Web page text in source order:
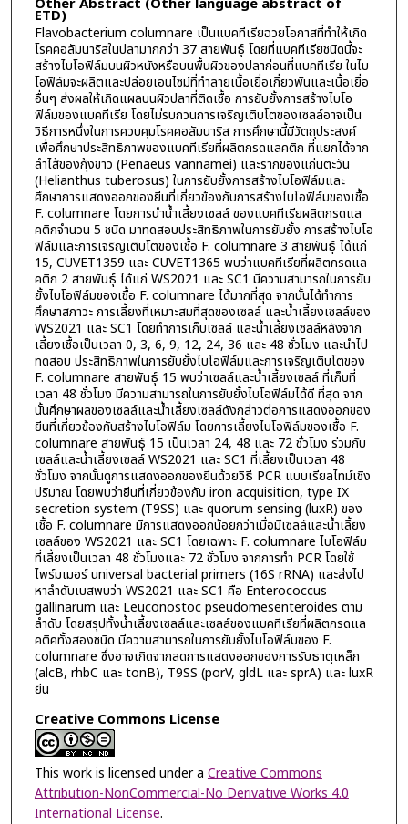
Other Abstract (Other language abstract of
ETD)
Flavobacterium columnare เป็นแบคทีเรียฉวยโอกาสที่ทำให้เกิด
โรคคอลัมนาริสในปลามากกว่า 37 สายพันธุ์ โดยที่แบคทีเรียชนิดนี้จะ
สร้างไบโอฟิล์มบนผิวหนังหรือบนพื้นผิวของปลาก่อนที่แบคทีเรีย ในไบ
โอฟิล์มจะผลิตและปล่อยเอนไซม์ที่ทำลายเนื้อเยื่อเกี่ยวพันและเนื้อเยื่อ
อื่นๆ ส่งผลให้เกิดแผลบนผิวปลาที่ติดเชื้อ การยับยั้งการสร้างไบโอ
ฟิล์มของแบคทีเรีย โดยไม่รบกวนการเจริญเติบโตของเซลล์อาจเป็น
วิธีการหนึ่งในการควบคุมโรคคอลัมนาริส การศึกษานี้มีวัตถุประสงค์
เพื่อศึกษาประสิทธิภาพของแบคทีเรียที่ผลิตกรดแลคติก ที่แยกได้จาก
ลำไส้ของกุ้งขาว (Penaeus vannamei) และรากของแก่นตะวัน
(Helianthus tuberosus) ในการยับยั้งการสร้างไบโอฟิล์มและ
ศึกษาการแสดงออกของยีนที่เกี่ยวข้องกับการสร้างไบโอฟิล์มของเชื้อ
F. columnare โดยการนำน้ำเลี้ยงเซลล์ ของแบคทีเรียผลิตกรดแล
คติกจำนวน 5 ชนิด มาทดสอบประสิทธิภาพในการยับยั้ง การสร้างไบโอ
ฟิล์มและการเจริญเติบโตของเชื้อ F. columnare 3 สายพันธุ์ ได้แก่
15, CUVET1359 และ CUVET1365 พบว่าแบคทีเรียที่ผลิตกรดแล
คติก 2 สายพันธุ์ ได้แก่ WS2021 และ SC1 มีความสามารถในการยับ
ยั้งไบโอฟิล์มของเชื้อ F. columnare ได้มากที่สุด จากนั้นได้ทำการ
ศึกษาสภาวะ การเลี้ยงที่เหมาะสมที่สุดของเซลล์ และน้ำเลี้ยงเซลล์ของ
WS2021 และ SC1 โดยทำการเก็บเซลล์ และน้ำเลี้ยงเซลล์หลังจาก
เลี้ยงเชื้อเป็นเวลา 0, 3, 6, 9, 12, 24, 36 และ 48 ชั่วโมง และนำไป
ทดสอบ ประสิทธิภาพในการยับยั้งไบโอฟิล์มและการเจริญเติบโตของ
F. columnare สายพันธุ์ 15 พบว่าเซลล์และน้ำเลี้ยงเซลล์ ที่เก็บที่
เวลา 48 ชั่วโมง มีความสามารถในการยับยั้งไบโอฟิล์มได้ดี ที่สุด จาก
นั้นศึกษาผลของเซลล์และน้ำเลี้ยงเซลล์ดังกล่าวต่อการแสดงออกของ
ยีนที่เกี่ยวข้องกับสร้างไบโอฟิล์ม โดยการเลี้ยงไบโอฟิล์มของเชื้อ F.
columnare สายพันธุ์ 15 เป็นเวลา 24, 48 และ 72 ชั่วโมง ร่วมกับ
เซลล์และน้ำเลี้ยงเซลล์ WS2021 และ SC1 ที่เลี้ยงเป็นเวลา 48
ชั่วโมง จากนั้นดูการแสดงออกของยีนด้วยวิธี PCR แบบเรียลไทม์เชิง
ปริมาณ โดยพบว่ายีนที่เกี่ยวข้องกับ iron acquisition, type IX
secretion system (T9SS) และ quorum sensing (luxR) ของ
เชื้อ F. columnare มีการแสดงออกน้อยกว่าเมื่อมีเซลล์และน้ำเลี้ยง
เซลล์ของ WS2021 และ SC1 โดยเฉพาะ F. columnare ไบโอฟิล์ม
ที่เลี้ยงเป็นเวลา 48 ชั่วโมงและ 72 ชั่วโมง จากการทำ PCR โดยใช้
ไพร์มเมอร์ universal bacterial primers (16S rRNA) และส่งไป
หาลำดับเบสพบว่า WS2021 และ SC1 คือ Enterococcus
gallinarum และ Leuconostoc pseudomesenteroides ตาม
ลำดับ โดยสรุปทั้งน้ำเลี้ยงเซลล์และเซลล์ของแบคทีเรียที่ผลิตกรดแล
คติคทั้งสองชนิด มีความสามารถในการยับยั้งไบโอฟิล์มของ F.
columnare ซึ่งอาจเกิดจากลดการแสดงออกของการรับธาตุเหล็ก
(alcB, rhbC และ tonB), T9SS (porV, gldL และ sprA) และ luxR
ยีน
Creative Commons License
This work is licensed under a Creative Commons
Attribution-NonCommercial-No Derivative Works 4.0
International License.